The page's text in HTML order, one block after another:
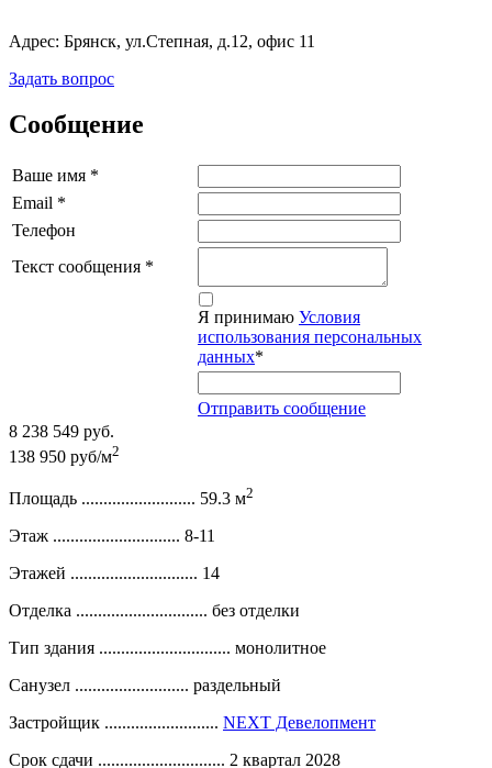
Адрес: Брянск, ул.Степная, д.12, офис 11
Задать вопрос
Сообщение
Ваше имя *
Email *
Телефон
Текст сообщения *
Я принимаю Условия
использования персональных
данных*
Отправить сообщение
8 238 549 руб.
138 950 руб/м2
Площадь .......................... 59.3 м2
Этаж ............................. 8-11
Этажей ............................. 14
Отделка .............................. без отделки
Тип здания .............................. монолитное
Санузел .......................... раздельный
Застройщик .......................... NEXT Девелопмент
Срок сдачи ............................. 2 квартал 2028